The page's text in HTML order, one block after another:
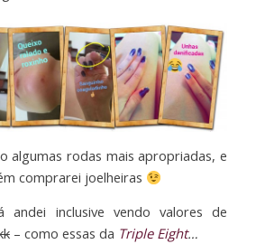
algumas rodas mais apropriadas, e
comprarei joelheiras
andei inclusive vendo valores de
– como essas da Triple Eight…